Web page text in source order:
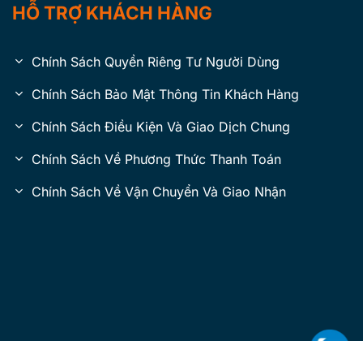
HỖ TRỢ KHÁCH HÀNG
Chính Sách Quyền Riêng Tư Người Dùng
Chính Sách Bảo Mật Thông Tin Khách Hàng
Chính Sách Điều Kiện Và Giao Dịch Chung
Chính Sách Về Phương Thức Thanh Toán
Chính Sách Về Vận Chuyển Và Giao Nhận